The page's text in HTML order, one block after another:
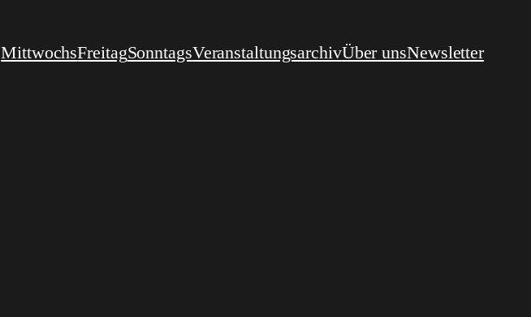
MittwochsFreitagSonntagsVeranstaltungsarchivÜber unsNewsletter